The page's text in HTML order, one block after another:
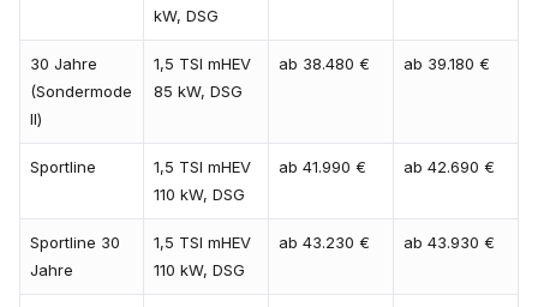
kW, DSG
30 Jahre
(Sondermode
ll)
1,5 TSI mHEV
85 kW, DSG
ab 38.480 € ab 39.180 €
Sportline
1,5 TSI mHEV
110 kW, DSG
ab 41.990 € ab 42.690 €
Sportline 30
Jahre
1,5 TSI mHEV
110 kW, DSG
ab 43.230 € ab 43.930 €